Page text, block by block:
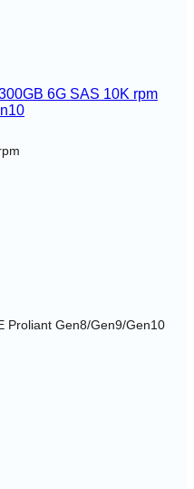
6G SAS 10K rpm
Proliant Gen8/Gen9/Gen10